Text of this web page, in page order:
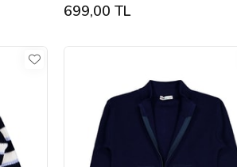
699,00 TL